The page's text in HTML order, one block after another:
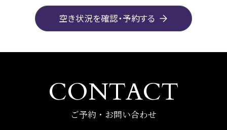
空き状況を確認・予約する
ご予約・お問い合わせ
CONTACT